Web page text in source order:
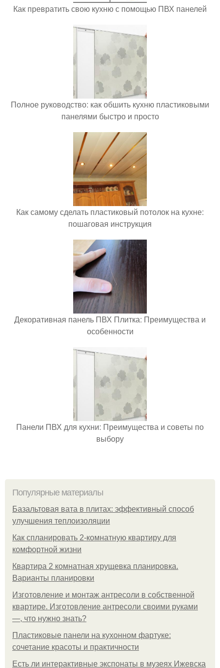
Как превратить свою кухню с помощью ПВХ панелей
Полное руководство: как обшить кухню пластиковыми
панелями быстро и просто
Как самому сделать пластиковый потолок на кухне:
пошаговая инструкция
Декоративная панель ПВХ Плитка: Преимущества и
особенности
Панели ПВХ для кухни: Преимущества и советы по
выбору
Популярные материалы
Базальтовая вата в плитах: эффективный способ
улучшения теплоизоляции
Как спланировать 2-комнатную квартиру для
комфортной жизни
Квартира 2 комнатная хрущевка планировка.
Варианты планировки
Изготовление и монтаж антресоли в собственной
квартире. Изготовление антресоли своими руками
—, что нужно знать?
Пластиковые панели на кухонном фартуке:
сочетание красоты и практичности
Есть ли интерактивные экспонаты в музеях Ижевска